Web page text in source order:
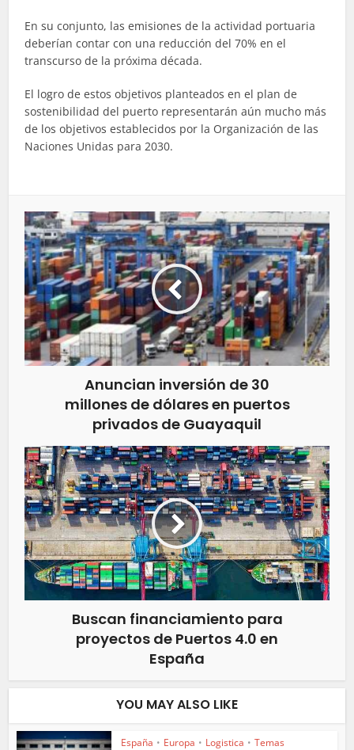
En su conjunto, las emisiones de la actividad portuaria
deberían contar con una reducción del 70% en el
transcurso de la próxima década.
El logro de estos objetivos planteados en el plan de
sostenibilidad del puerto representarán aún mucho más
de los objetivos establecidos por la Organización de las
Naciones Unidas para 2030.
Anuncian inversión de 30
millones de dólares en puertos
privados de Guayaquil
Buscan financiamiento para
proyectos de Puertos 4.0 en
España
YOU MAY ALSO LIKE
España • Europa • Logistica • Temas